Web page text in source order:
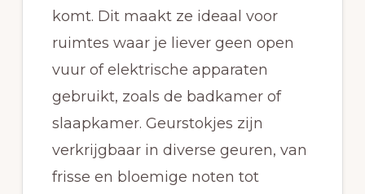
komt. Dit maakt ze ideaal voor
ruimtes waar je liever geen open
vuur of elektrische apparaten
gebruikt, zoals de badkamer of
slaapkamer. Geurstokjes zijn
verkrijgbaar in diverse geuren, van
frisse en bloemige noten tot